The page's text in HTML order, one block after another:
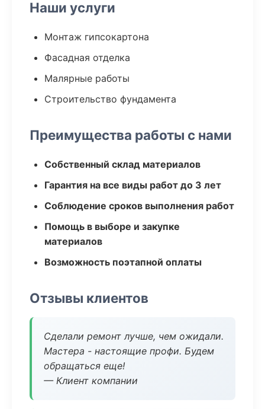
Наши услуги
Монтаж гипсокартона
Фасадная отделка
Малярные работы
Строительство фундамента
Преимущества работы с нами
Собственный склад материалов
Гарантия на все виды работ до 3 лет
Соблюдение сроков выполнения работ
Помощь в выборе и закупке
материалов
Возможность поэтапной оплаты
Отзывы клиентов
Сделали ремонт лучше, чем ожидали.
Мастера - настоящие профи. Будем
обращаться еще!
— Клиент компании